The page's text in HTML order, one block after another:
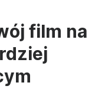
film na